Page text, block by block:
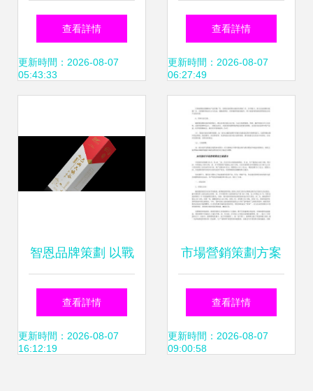
營銷策劃案榮膺學
院獎國家級優秀獎
查看詳情
更新時間：2026-08-07
05:43:33
與市場營銷策劃全
攻略
查看詳情
更新時間：2026-08-07
06:27:49
智恩品牌策劃 以戰
略思維賦能，助力
巴山大峽谷牛肉干
查看詳情
更新時間：2026-08-07
16:12:19
市場營銷策劃方案
（通用10篇）
查看詳情
更新時間：2026-08-07
09:00:58